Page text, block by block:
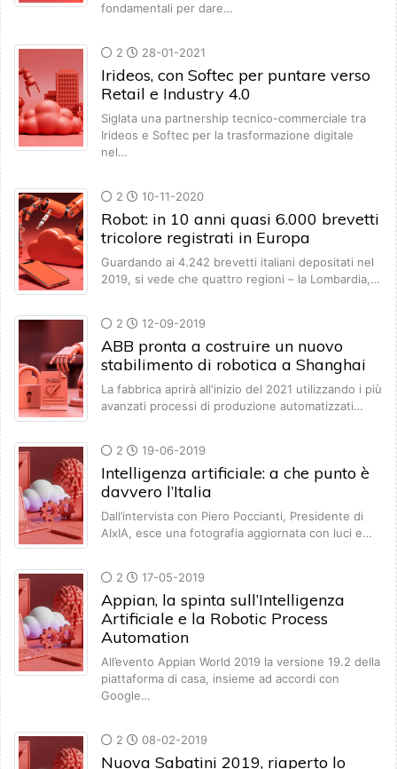
fondamentali per dare…
2 28-01-2021
Irideos, con Softec per puntare verso
Retail e Industry 4.0
Siglata una partnership tecnico-commerciale tra
Irideos e Softec per la trasformazione digitale
nel…
2 10-11-2020
Robot: in 10 anni quasi 6.000 brevetti
tricolore registrati in Europa
Guardando ai 4.242 brevetti italiani depositati nel
2019, si vede che quattro regioni – la Lombardia,…
2 12-09-2019
ABB pronta a costruire un nuovo
stabilimento di robotica a Shanghai
La fabbrica aprirà all'inizio del 2021 utilizzando i più
avanzati processi di produzione automatizzati…
2 19-06-2019
Intelligenza artificiale: a che punto è
davvero l’Italia
Dall’intervista con Piero Poccianti, Presidente di
AIxIA, esce una fotografia aggiornata con luci e…
2 17-05-2019
Appian, la spinta sull’Intelligenza
Artificiale e la Robotic Process
Automation
All’evento Appian World 2019 la versione 19.2 della
piattaforma di casa, insieme ad accordi con
Google…
2 08-02-2019
Nuova Sabatini 2019, riaperto lo